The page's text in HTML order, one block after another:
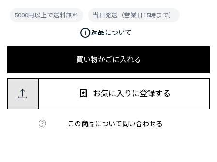
買い物かごに入れる
この商品について問い合わせる
お気に入りに登録する
5000円以上で送料無料 当日発送（営業日15時まで）
info返品について